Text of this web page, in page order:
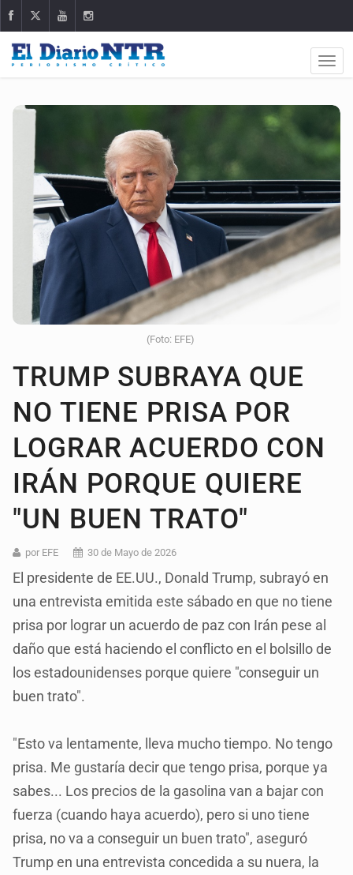
(Foto: EFE)
TRUMP SUBRAYA QUE
NO TIENE PRISA POR
LOGRAR ACUERDO CON
IRÁN PORQUE QUIERE
"UN BUEN TRATO"
por EFE 30 de Mayo de 2026
El presidente de EE.UU., Donald Trump, subrayó en
una entrevista emitida este sábado en que no tiene
prisa por lograr un acuerdo de paz con Irán pese al
daño que está haciendo el conflicto en el bolsillo de
los estadounidenses porque quiere "conseguir un
buen trato".
"Esto va lentamente, lleva mucho tiempo. No tengo
prisa. Me gustaría decir que tengo prisa, porque ya
sabes... Los precios de la gasolina van a bajar con
fuerza (cuando haya acuerdo), pero si uno tiene
prisa, no va a conseguir un buen trato", aseguró
Trump en una entrevista concedida a su nuera, la